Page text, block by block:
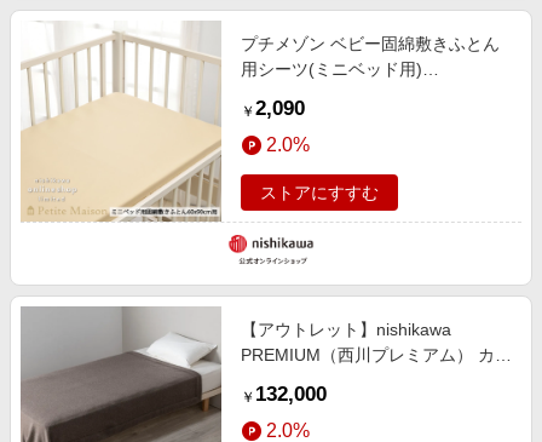
プチメゾン ベビー固綿敷きふとん
用シーツ(ミニベッド用)
限定〉
￥ 2,090
2.0%
ストアにすすむ
【アウトレット】nishikawa
PREMIUM（西川プレミアム） カシ
在庫限りにつき特別価格
￥ 132,000
2.0%